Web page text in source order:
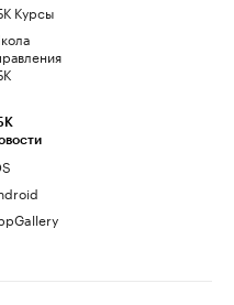
Курсы